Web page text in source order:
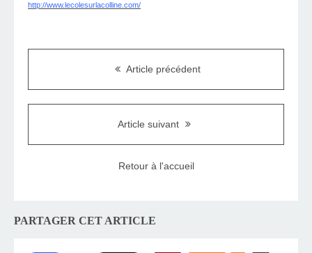
http://www.lecolesurlacolline.com/
Article précédent
Article suivant
Retour à l'accueil
PARTAGER CET ARTICLE